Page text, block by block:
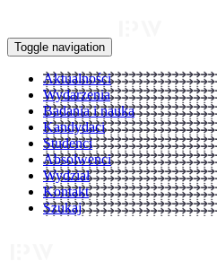
Toggle navigation
Aktualności
Wydarzenia
Badania i nauka
Kandydaci
Studenci
Absolwenci
Wydział
Kontakt
Szukaj